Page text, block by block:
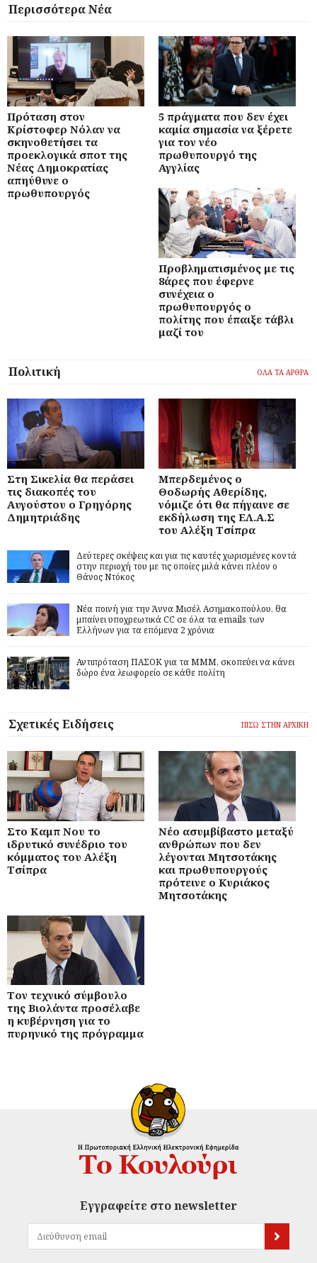
Περισσότερα Νέα
Πρόταση στον
Κρίστοφερ Νόλαν να
σκηνοθετήσει τα
προεκλογικά σποτ της
Νέας Δημοκρατίας
απηύθυνε ο
πρωθυπουργός
5 πράγματα που δεν έχει
καμία σημασία να ξέρετε
για τον νέο
πρωθυπουργό της
Αγγλίας
Προβληματισμένος με τις
8άρες που έφερνε
συνέχεια ο
πρωθυπουργός ο
πολίτης που έπαιξε τάβλι
μαζί του
Πολιτική ΟΛΑ ΤΑ ΑΡΘΡΑ
Στη Σικελία θα περάσει
τις διακοπές του
Αυγούστου ο Γρηγόρης
Δημητριάδης
Μπερδεμένος ο
Θοδωρής Αθερίδης,
νόμιζε ότι θα πήγαινε σε
εκδήλωση της ΕΛ.Α.Σ
του Αλέξη Τσίπρα
Δεύτερες σκέψεις και για τις καυτές χωρισμένες κοντά
στην περιοχή του με τις οποίες μιλά κάνει πλέον ο
Θάνος Ντόκος
Νέα ποινή για την Άννα Μισέλ Ασημακοπούλου, θα
μπαίνει υποχρεωτικά CC σε όλα τα emails των
Ελλήνων για τα επόμενα 2 χρόνια
Αντιπρόταση ΠΑΣΟΚ για τα ΜΜΜ, σκοπεύει να κάνει
δώρο ένα λεωφορείο σε κάθε πολίτη
Σχετικές Ειδήσεις ΠΙΣΩ ΣΤΗΝ ΑΡΧΙΚΗ
Στο Καμπ Νου το
ιδρυτικό συνέδριο του
κόμματος του Αλέξη
Τσίπρα
Νέο ασυμβίβαστο μεταξύ
ανθρώπων που δεν
λέγονται Μητσοτάκης
και πρωθυπουργούς
πρότεινε ο Κυριάκος
Μητσοτάκης
Τον τεχνικό σύμβουλο
της Βιολάντα προσέλαβε
η κυβέρνηση για το
πυρηνικό της πρόγραμμα
Εγγραφείτε στο newsletter